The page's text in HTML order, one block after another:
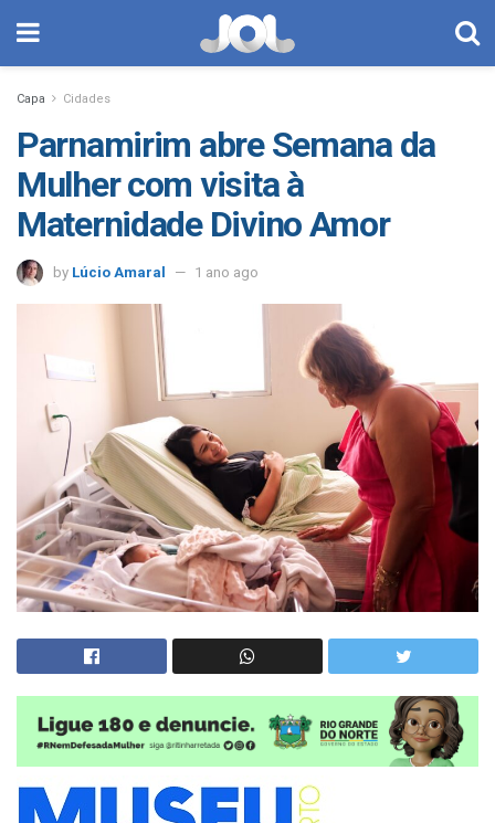
Capa Cidades
Parnamirim abre Semana da
Mulher com visita à
Maternidade Divino Amor
by Lúcio Amaral 1 ano ago